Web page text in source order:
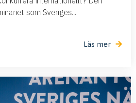
som Sveriges...
Läs mer